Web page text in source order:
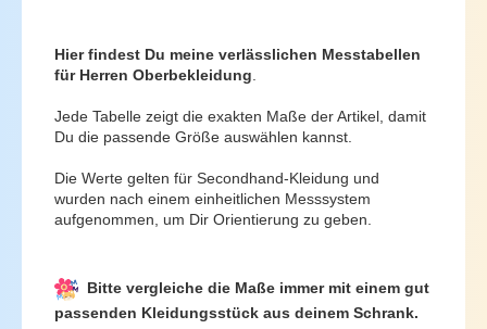
Hier findest Du meine verlässlichen Messtabellen
für Herren Oberbekleidung
Jede Tabelle zeigt die exakten Maße der Artikel, damit
Du die passende Größe auswählen kannst.
Die Werte gelten für Secondhand-Kleidung und
wurden nach einem einheitlichen Messsystem
aufgenommen, um Dir Orientierung zu geben.
Bitte vergleiche die Maße immer mit einem gut
passenden Kleidungsstück aus deinem Schrank.